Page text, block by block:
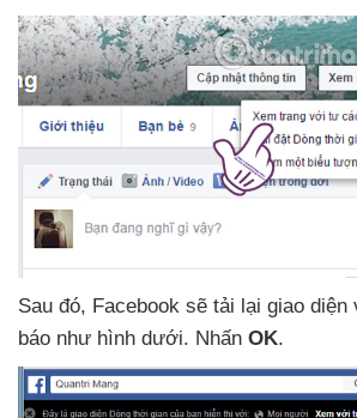
Sau đó, Facebook sẽ tải lại giao diện
báo như hình dưới. Nhấn OK.